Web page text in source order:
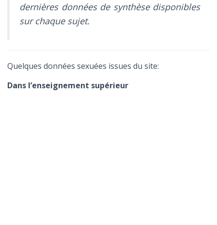
dernières données de synthèse disponibles
sur chaque sujet.
Quelques données sexuées issues du site:
Dans l’enseignement supérieur